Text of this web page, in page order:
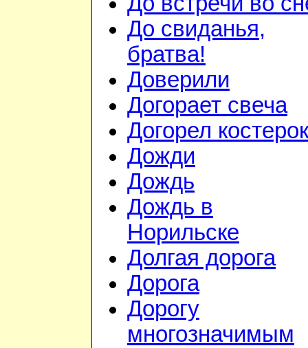
До свиданья,
братва!
Доверили
Догорает свеча
Догорел костерок
Дожди
Дождь
Дождь в
Норильске
Долгая дорога
Дорога
Дорогу
многозначимым